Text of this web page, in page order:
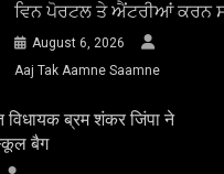
ਵਿਨ ਪੋਰਟਲ ਤੇ ਐਂਟਰੀਆਂ ਕਰਨ
August 6, 2026
Aaj Tak Aamne Saamne
विधायक ब्रम शंकर जिंपा ने
स्कूल बैग